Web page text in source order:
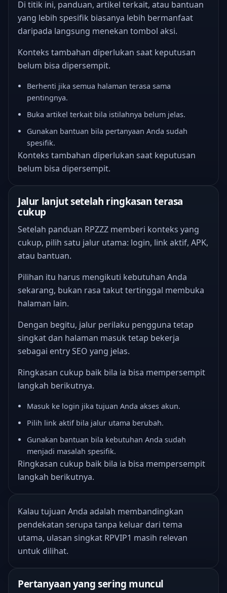
Di titik ini, panduan, artikel terkait, atau bantuan
yang lebih spesifik biasanya lebih bermanfaat
daripada langsung menekan tombol aksi.
Konteks tambahan diperlukan saat keputusan
belum bisa dipersempit.
Berhenti jika semua halaman terasa sama
pentingnya.
Buka artikel terkait bila istilahnya belum jelas.
Gunakan bantuan bila pertanyaan Anda sudah
spesifik.
Konteks tambahan diperlukan saat keputusan
belum bisa dipersempit.
Jalur lanjut setelah ringkasan terasa
cukup
Setelah panduan RPZZZ memberi konteks yang
cukup, pilih satu jalur utama: login, link aktif, APK,
atau bantuan.
Pilihan itu harus mengikuti kebutuhan Anda
sekarang, bukan rasa takut tertinggal membuka
halaman lain.
Dengan begitu, jalur perilaku pengguna tetap
singkat dan halaman masuk tetap bekerja
sebagai entry SEO yang jelas.
Ringkasan cukup baik bila ia bisa mempersempit
langkah berikutnya.
Masuk ke login jika tujuan Anda akses akun.
Pilih link aktif bila jalur utama berubah.
Gunakan bantuan bila kebutuhan Anda sudah
menjadi masalah spesifik.
Ringkasan cukup baik bila ia bisa mempersempit
langkah berikutnya.
Kalau tujuan Anda adalah membandingkan
pendekatan serupa tanpa keluar dari tema
utama, ulasan singkat RPVIP1 masih relevan
untuk dilihat.
Pertanyaan yang sering muncul